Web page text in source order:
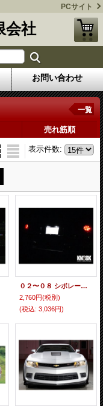
PCサイト
会社
お問い合わせ
一覧
売れ筋順
表示件数:
０２〜０８ シボレートレイルブレイザー用 ナンバー灯ＬＥＤセット ホワイト
2,760円(税別)
(税込: 3,036円)